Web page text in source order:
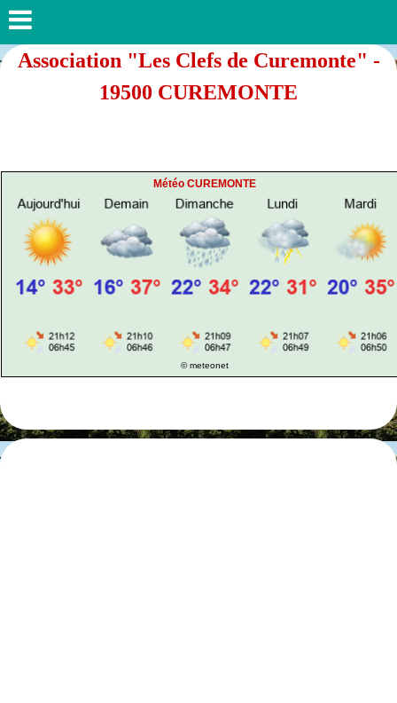
Association "Les Clefs de Curemonte" -
19500 CUREMONTE
Météo CUREMONTE
© meteonet